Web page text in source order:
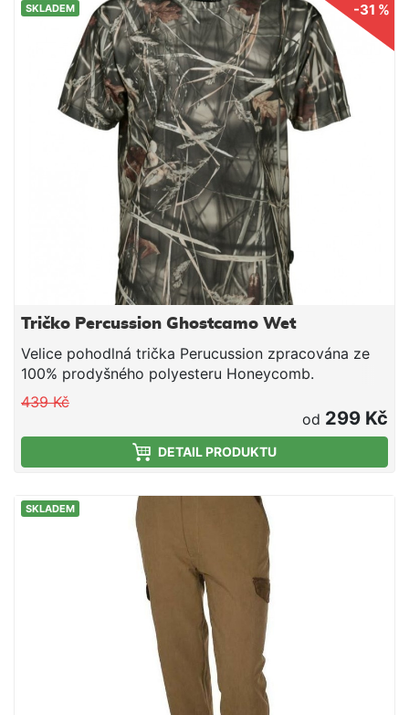
SKLADEM -31 %
Tričko Percussion Ghostcamo Wet
Velice pohodlná trička Perucussion zpracována ze
100% prodyšného polyesteru Honeycomb.
439 Kč
od 299 Kč
DETAIL PRODUKTU
SKLADEM